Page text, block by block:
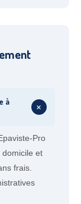
à
+
Pro
et
frais.